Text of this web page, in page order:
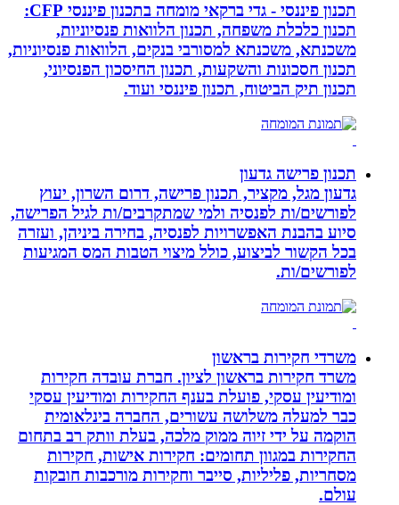
תכנון פיננסי - גדי ברקאי מומחה בתכנון פיננסי CFP:
תכנון כלכלת משפחה, תכנון הלוואות פנסיוניות,
משכנתא, משכנתא למסורבי בנקים, הלוואות פנסיוניות,
תכנון חסכונות והשקעות, תכנון החיסכון הפנסיוני,
תכנון תיק הביטוח, תכנון פיננסי ועוד.
תכנון פרישה גדעון
גדעון מגל, מקציר, תכנון פרישה, דרום השרון, יעוץ
לפורשים/ות לפנסיה ולמי שמתקרבים/ות לגיל הפרישה,
סיוע בהבנת האפשרויות לפנסיה, בחירה ביניהן, ועזרה
בכל הקשור לביצוע, כולל מיצוי הטבות המס המגיעות
לפורשים/ות.
משרדי חקירות בראשון
משרד חקירות בראשון לציון. חברת עובדה חקירות
ומודיעין עסקי, פועלת בענף החקירות ומודיעין עסקי
כבר למעלה משלושה עשורים, החברה בינלאומית
הוקמה על ידי זיוה ממוק מלכה, בעלת וותק רב בתחום
החקירות במגוון תחומים: חקירות אישות, חקירות
מסחריות, פליליות, סייבר וחקירות מורכבות חובקות
עולם.